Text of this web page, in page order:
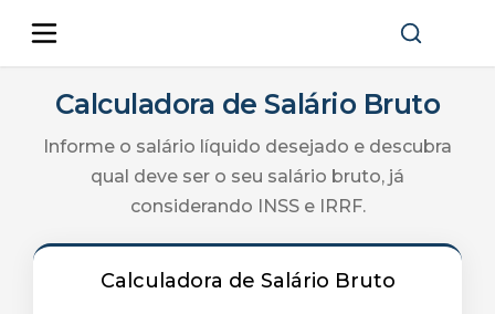
Calculadora de Salário Bruto
Informe o salário líquido desejado e descubra
qual deve ser o seu salário bruto, já
considerando INSS e IRRF.
Calculadora de Salário Bruto